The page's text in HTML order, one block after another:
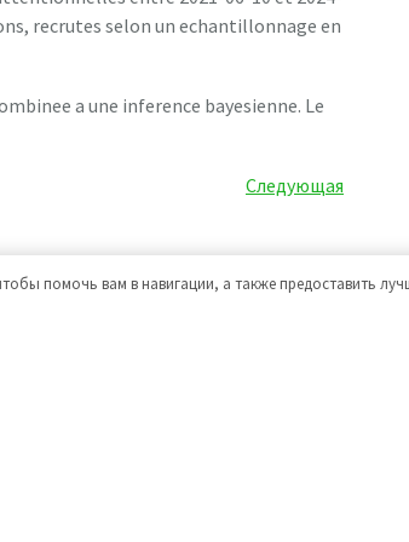
recrutes selon un echantillonnage en
a une inference bayesienne. Le
Следующая
Следующая
помочь вам в навигации, а также предоставить